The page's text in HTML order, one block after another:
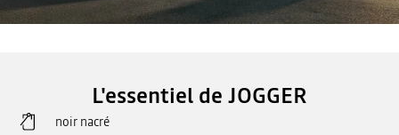
L'essentiel de JOGGER
noir nacré